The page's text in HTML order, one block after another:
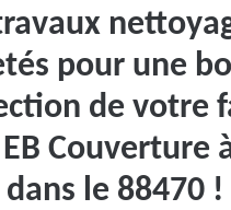
pour une
de votre
Couverture
dans le 88470 !